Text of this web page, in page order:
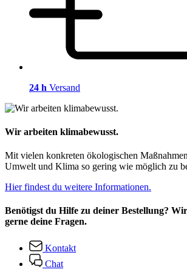
24 h Versand
Wir arbeiten klimabewusst.
Mit vielen konkreten ökologischen
Umwelt und Klima so gering wie möglich zu
Hier findest du weitere Informationen.
Benötigst du Hilfe zu deiner Bestellung?
gerne deine Fragen.
Kontakt
Chat